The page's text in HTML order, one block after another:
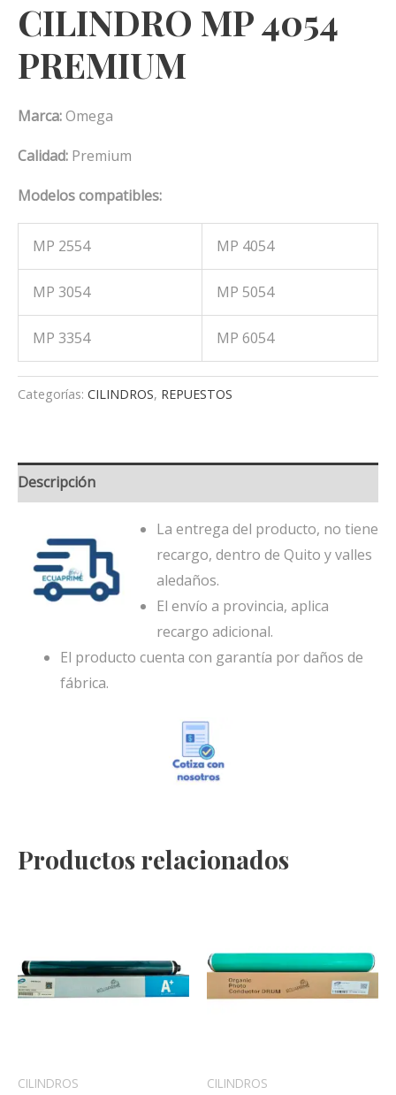
CILINDRO MP 4054
PREMIUM
Marca:Omega
Calidad: Premium
Modelos compatibles:
MP 2554 MP 4054
MP 3054 MP 5054
MP 3354 MP 6054
Categorías: CILINDROS, REPUESTOS
Descripción
La entrega del producto, no tiene
recargo, dentro de Quito y valles
aledaños.
El envío a provincia, aplica
recargo adicional.
El producto cuenta con garantía por daños de
fábrica.
Productos relacionados
CILINDROS CILINDROS